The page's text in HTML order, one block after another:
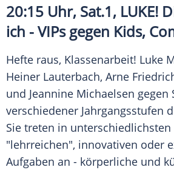
20:15 Uhr, Sat.1, LUKE!
ich - VIPs gegen Kids,
Hefte raus, Klassenarbeit! Luke
Heiner Lauterbach, Arne
und Jeannine Michaelsen gegen
verschiedener Jahrgangsstufen
Sie treten in unterschiedlichsten
"lehrreichen", innovativen oder
Aufgaben an - körperliche und